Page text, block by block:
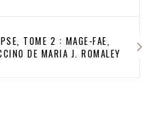
TOME 2 : MAGE-FAE,
DE MARIA J. ROMALEY